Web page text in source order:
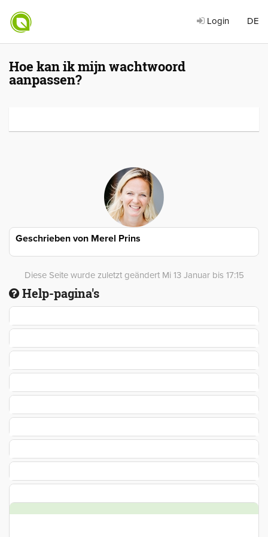
Login DE
Hoe kan ik mijn wachtwoord
aanpassen?
Geschrieben von Merel Prins
Diese Seite wurde zuletzt geändert Mi 13 Januar bis 17:15
Help-pagina's